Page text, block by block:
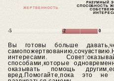
ЖЕРТВЕННОСТЬ
РАЗУМНЫЙ
СПОСОБНОСТЬ
-5 -2 0
Вы готовы больше
интересами.
способами,которые
оказывать помощь
вред.Помогайте,пока это